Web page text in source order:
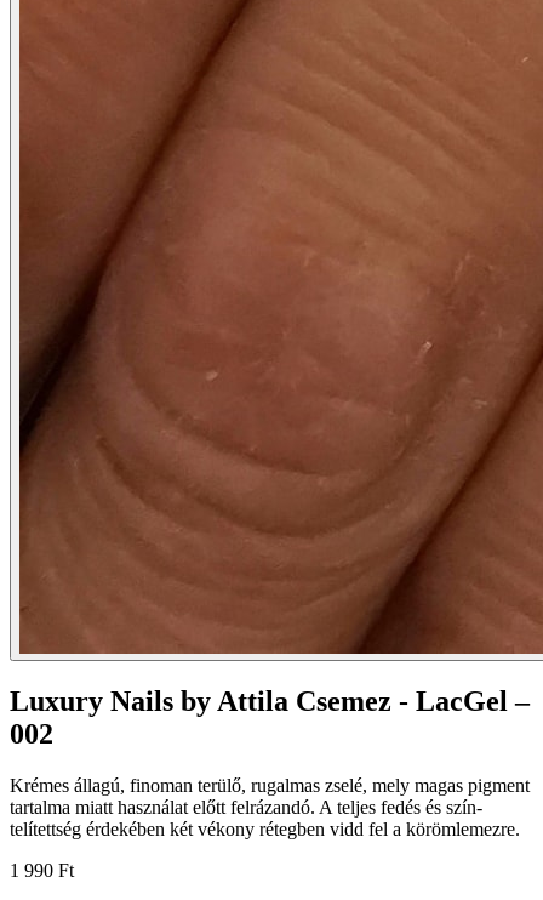
Luxury Nails by Attila Csemez - LacGel –
002
Krémes állagú, finoman terülő, rugalmas zselé, mely magas pigment
tartalma miatt használat előtt felrázandó. A teljes fedés és szín-
telítettség érdekében két vékony rétegben vidd fel a körömlemezre.
1 990 Ft